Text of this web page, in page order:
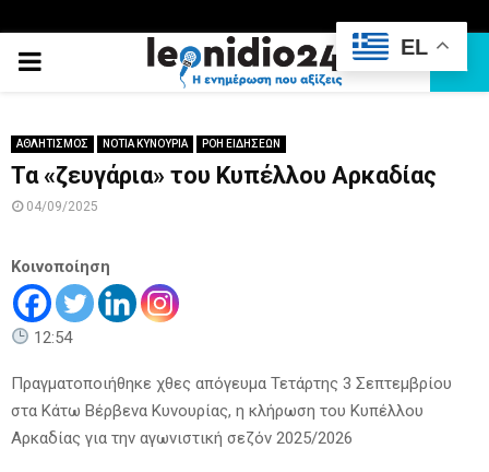
PRIMARY
ΑΘΛΗΤΙΣΜΟΣ ΝΟΤΙΑ ΚΥΝΟΥΡΙΑ ΡΟΗ ΕΙΔΗΣΕΩΝ
Τα «ζευγάρια» του Κυπέλλου Αρκαδίας
04/09/2025
Κοινοποίηση
12:54
Πραγματοποιήθηκε χθες απόγευμα Τετάρτης 3 Σεπτεμβρίου
στα Κάτω Βέρβενα Κυνουρίας, η κλήρωση του Κυπέλλου
Αρκαδίας για την αγωνιστική σεζόν 2025/2026
EL